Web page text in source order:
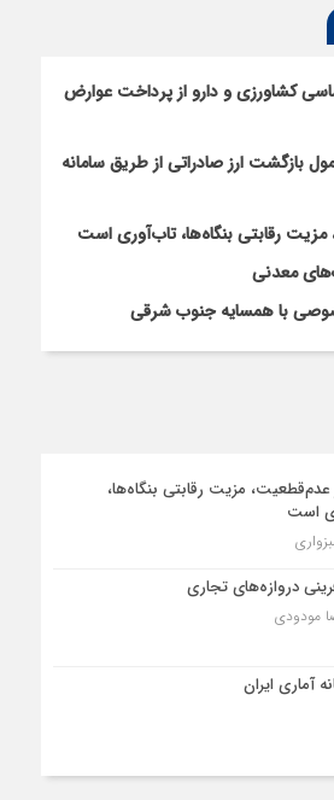
کالای اساسی کشاورزی و دارو از پرداخت عوارض
بازگشت ارز صادراتی از طریق سامانه
رقابتی بنگاه‌ها، تاب‌آوری است
معدنی
با همسایه جنوب شرقی
مزیت رقابتی بنگاه‌ها،
است
دروازه‌های تجاری
مودودی
آماری ایران